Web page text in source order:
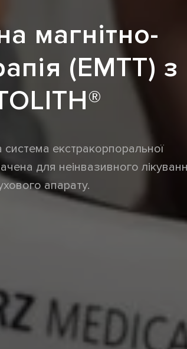
магнітно-
(ЕМТТ) з
екстракорпоральної
для неінвазивного
апарату.